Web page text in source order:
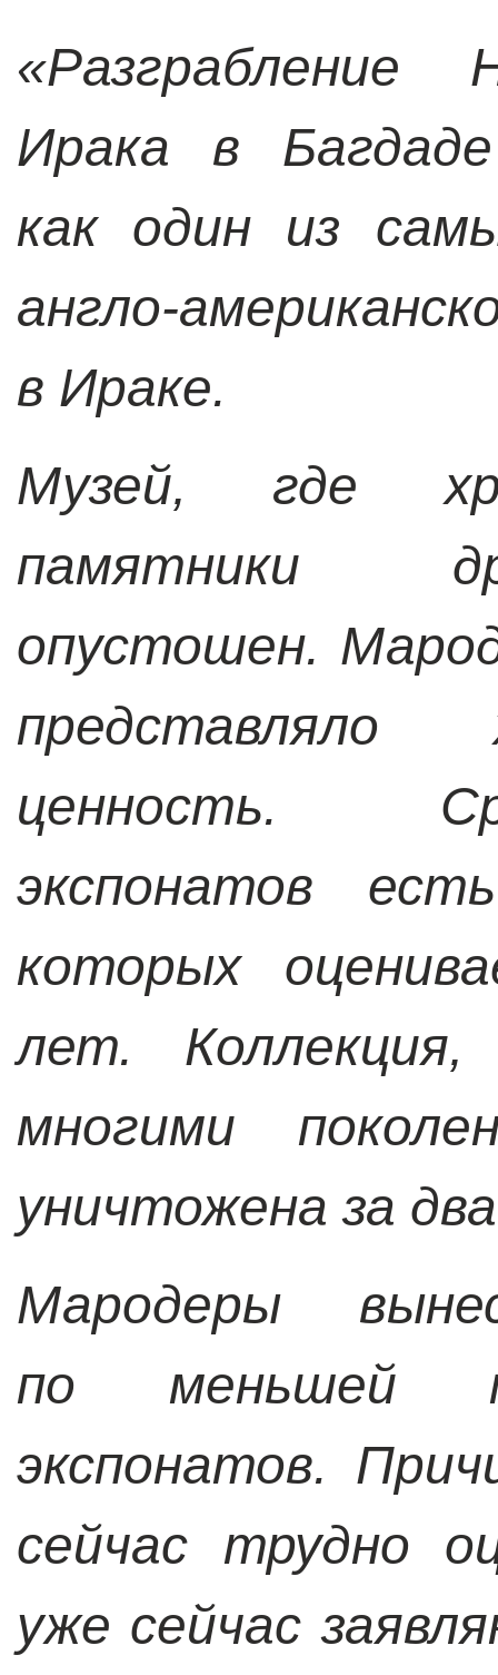
«Разграбление
Ирака в
как один из
англо-
в Ираке.
Музей, где
памятники
опустошен.
представляло
ценность.
экспонатов
которых
лет. Коллекция,
многими
уничтожена за
Мародеры
по меньшей
экспонатов.
сейчас трудно
уже сейчас